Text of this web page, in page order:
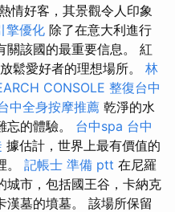
情好客，其景觀令人印象
擎優化 除了在意大利進行
關該國的最重要信息。 紅
鬆愛好者的理想場所。 林
CONSOLE 整復台中
中全身按摩推薦 乾淨的水
忘的體驗。 台中spa 台中
據估計，世界上最有價值的
。 記帳士 準備 ptt 在尼羅
城市，包括國王谷，卡納克
漢墓的墳墓。 該場所保留